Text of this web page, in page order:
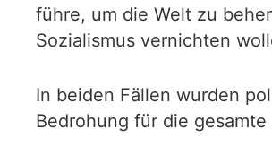
führe, um die Welt zu
Sozialismus vernichten
In beiden Fällen wurden
Bedrohung für die